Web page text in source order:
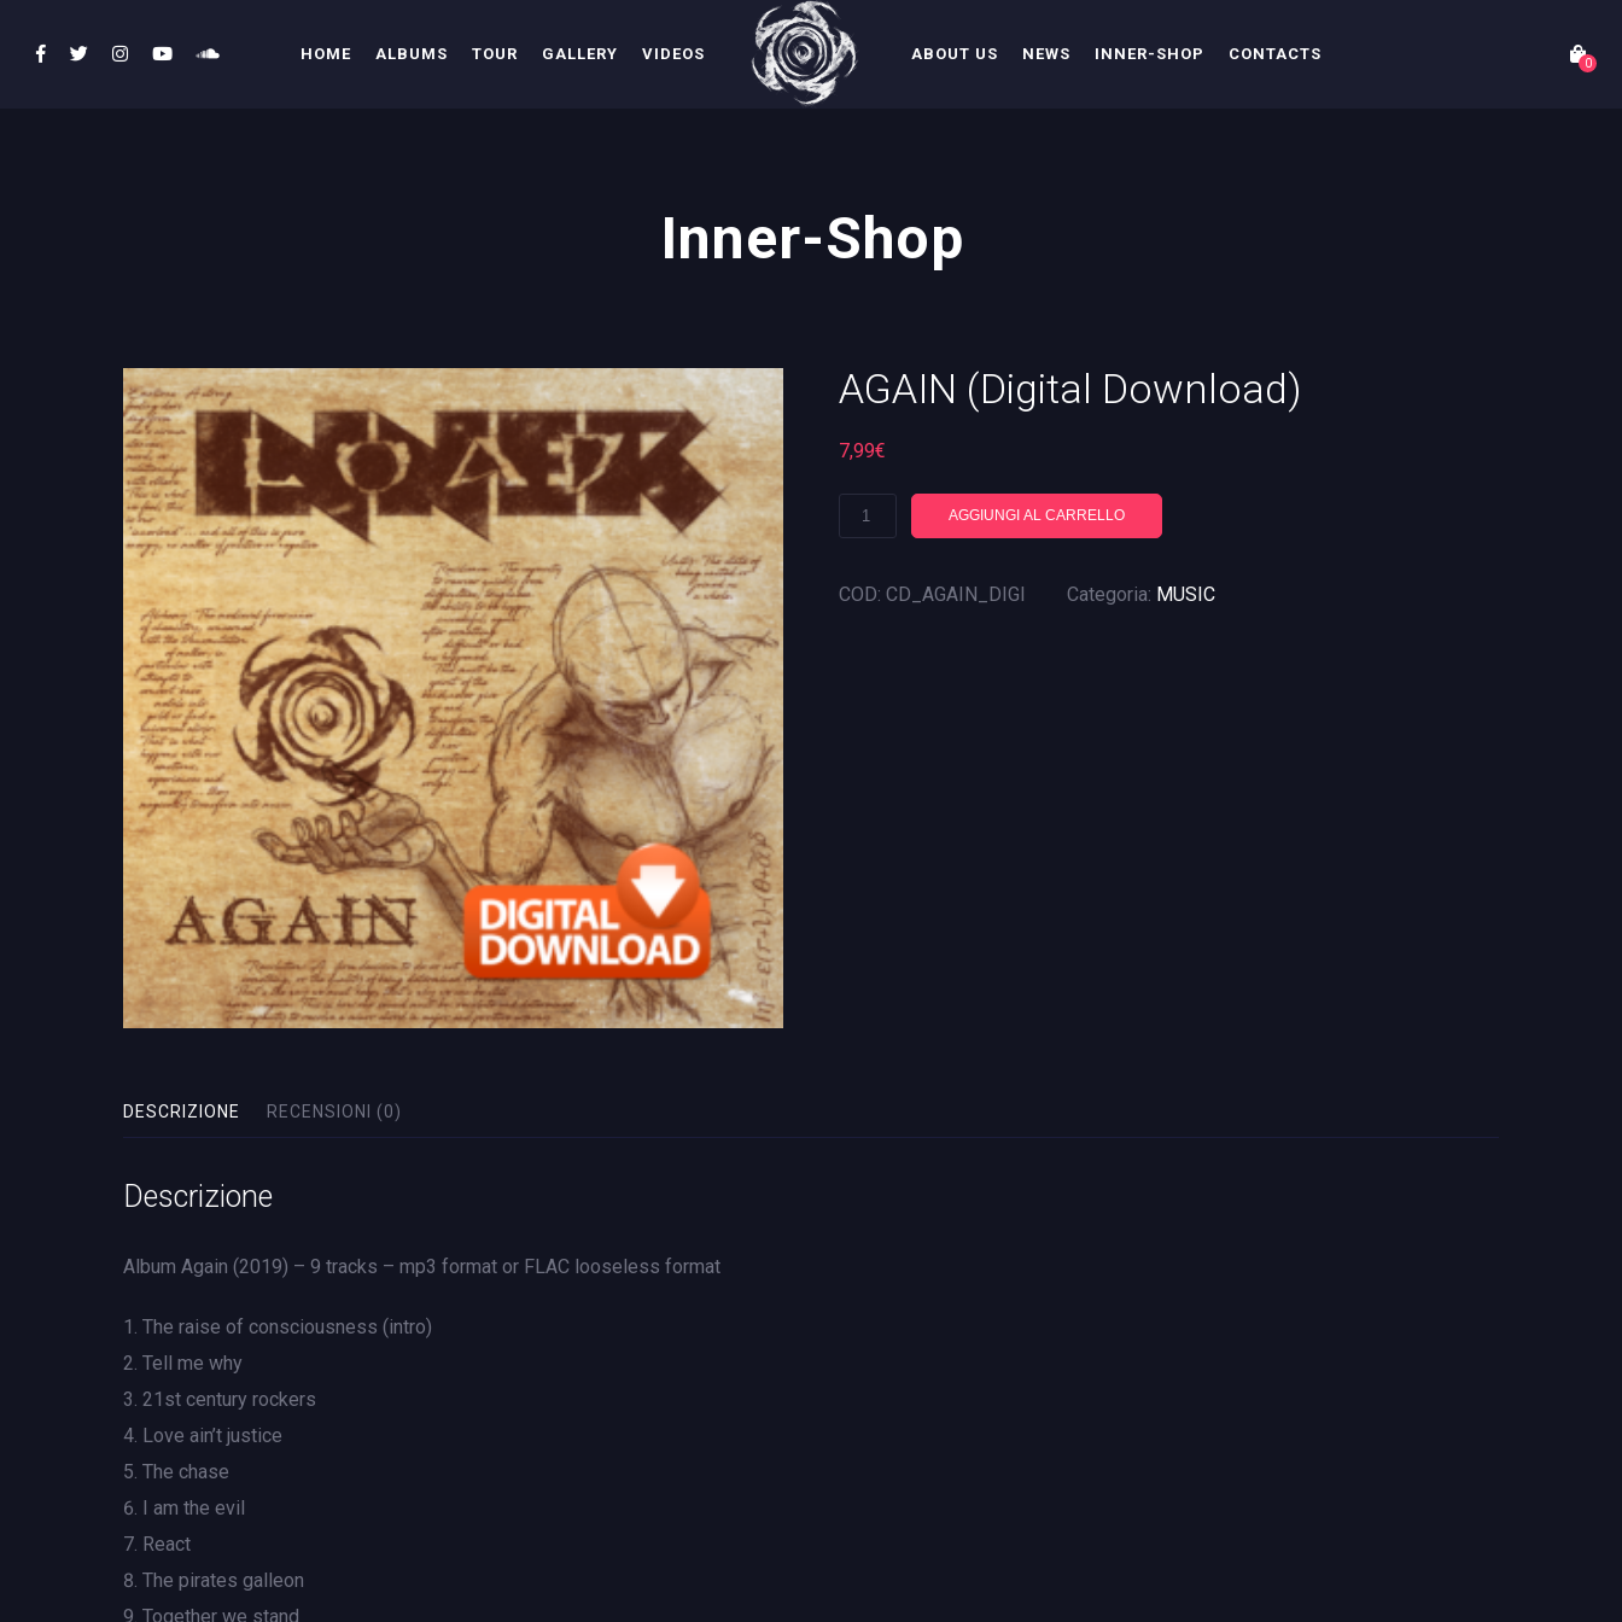
0
HOME ALBUMS TOUR GALLERY VIDEOS ABOUT US NEWS INNER-SHOP CONTACTS
Inner-Shop
AGAIN (Digital Download)
7,99€
AGAIN
(Digital
Download)
AGGIUNGI AL CARRELLO
COD: CD_AGAIN_DIGI Categoria: MUSIC
DESCRIZIONE RECENSIONI (0)
Descrizione
Album Again (2019) – 9 tracks – mp3 format or FLAC looseless format
The raise of consciousness (intro)
Tell me why
21st century rockers
Love ain’t justice
The chase
I am the evil
React
The pirates galleon
Together we stand